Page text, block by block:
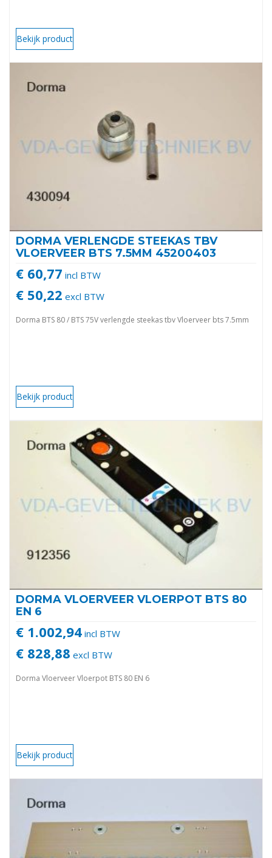
Bekijk product
DORMA VERLENGDE STEEKAS TBV
VLOERVEER BTS 7.5MM 45200403
€ 60,77 incl BTW
€ 50,22 excl BTW
Dorma BTS 80 / BTS 75V verlengde steekas tbv Vloerveer bts 7.5mm
Bekijk product
DORMA VLOERVEER VLOERPOT BTS 80
EN 6
€ 1.002,94 incl BTW
€ 828,88 excl BTW
Dorma Vloerveer Vloerpot BTS 80 EN 6
Bekijk product